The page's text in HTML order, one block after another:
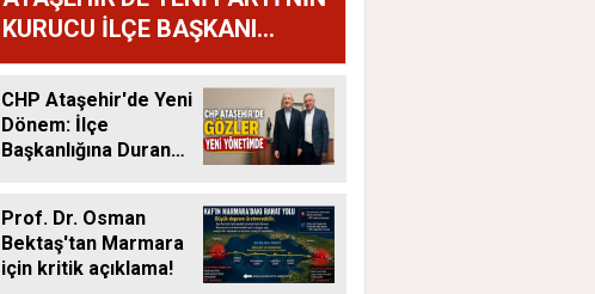
KURUCU İLÇE BAŞKANI
ATAKAN ANIL DİZDAROĞLU
OLDU
CHP Ataşehir'de Yeni
Dönem: İlçe
Başkanlığına Duran
Prof. Dr. Osman
Bektaş'tan Marmara
için kritik açıklama!